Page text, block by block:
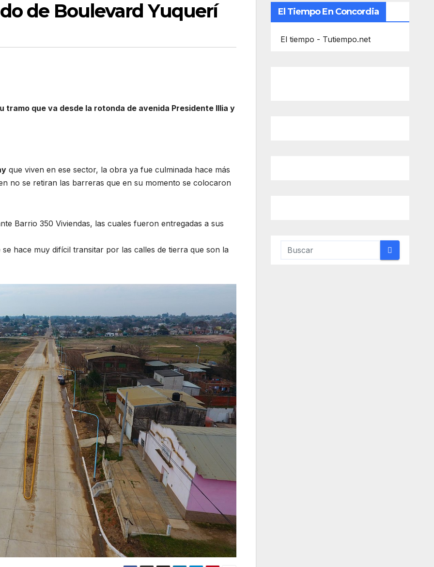
de Boulevard Yuquerí
tramo que va desde la rotonda de avenida Presidente Illia y
que viven en ese sector, la obra ya fue culminada hace más
no se retiran las barreras que en su momento se colocaron
Barrio 350 Viviendas, las cuales fueron entregadas a sus
hace muy difícil transitar por las calles de tierra que son la
El Tiempo En Concordia
El tiempo - Tutiempo.net